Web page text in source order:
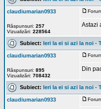
claudiumarian0933
Răspunsuri: 257
Vizualizări: 228564
Astazi
Subiect: Ieri la ei si azi la noi -
claudiumarian0933
Răspunsuri: 895
Vizualizări: 708432
Din
Subiect: Ieri la ei si azi la noi -
claudiumarian0933